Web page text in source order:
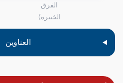
الفرق
الخبيرة)
العناوين